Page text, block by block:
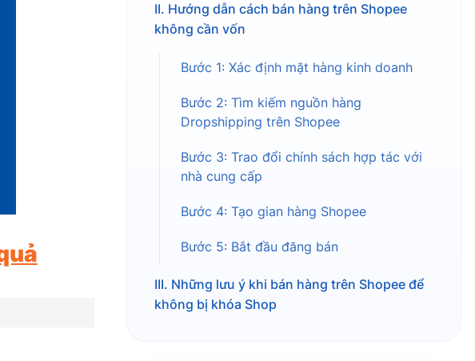
II. Hướng dẫn cách bán hàng trên Shopee
không cần vốn
Bước 1: Xác định mặt hàng kinh doanh
Bước 2: Tìm kiếm nguồn hàng
Dropshipping trên Shopee
Bước 3: Trao đổi chính sách hợp tác với
nhà cung cấp
Bước 4: Tạo gian hàng Shopee
Bước 5: Bắt đầu đăng bán
III. Những lưu ý khi bán hàng trên Shopee để
không bị khóa Shop